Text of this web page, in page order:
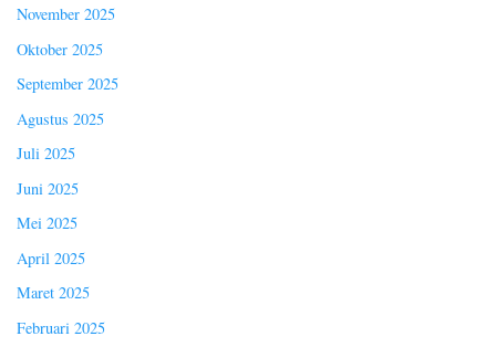
November 2025
Oktober 2025
September 2025
Agustus 2025
Juli 2025
Juni 2025
Mei 2025
April 2025
Maret 2025
Februari 2025